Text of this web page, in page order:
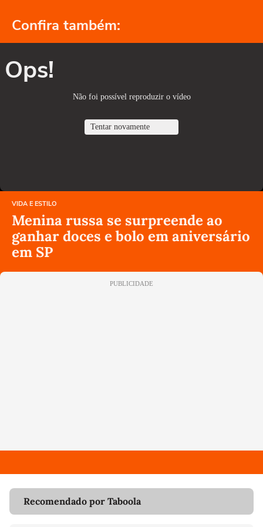
Confira também:
Ops!
Não foi possível reproduzir o vídeo
Tentar novamente
VIDA E ESTILO
Menina russa se surpreende ao
ganhar doces e bolo em aniversário
em SP
PUBLICIDADE
Recomendado por Taboola